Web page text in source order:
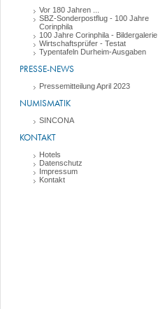
Vor 180 Jahren ...
SBZ-Sonderpostflug - 100 Jahre
Corinphila
100 Jahre Corinphila - Bildergalerie
Wirtschaftsprüfer - Testat
Typentafeln Durheim-Ausgaben
PRESSE-NEWS
Pressemitteilung April 2023
NUMISMATIK
SINCONA
KONTAKT
Hotels
Datenschutz
Impressum
Kontakt